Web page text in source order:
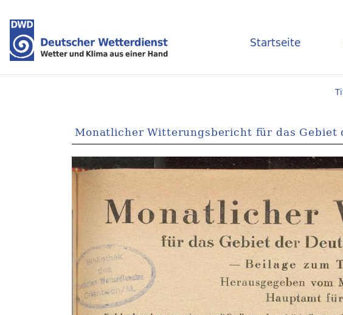
Startseite
Monatlicher Witterungsbericht für das Gebiet